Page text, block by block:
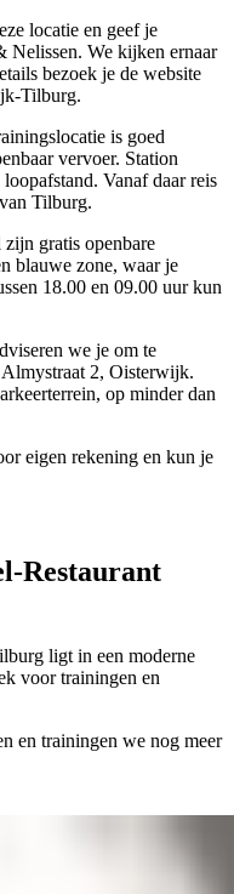
locatie en geef je
Nelissen. We kijken ernaar
bezoek je de website
Tilburg.
is goed
vervoer. Station
Vanaf daar reis
Tilburg.
gratis openbare
blauwe zone, waar je
18.00 en 09.00 uur kun
we je om te
2, Oisterwijk.
op minder dan
eigen rekening en kun je
Restaurant
ligt in een moderne
voor trainingen en
en trainingen we nog meer